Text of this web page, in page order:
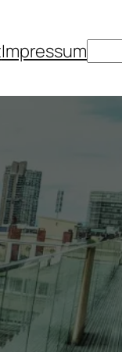
Impressum